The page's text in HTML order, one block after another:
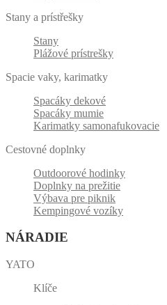
Stany a prístřešky
Stany
Plážové prístrešky
Spacie vaky, karimatky
Spacáky dekové
Spacáky mumie
Karimatky samonafukovacie
Cestovné doplnky
Outdoorové hodinky
Doplnky na prežitie
Výbava pre piknik
Kempingové vozíky
NÁRADIE
YATO
Klíče